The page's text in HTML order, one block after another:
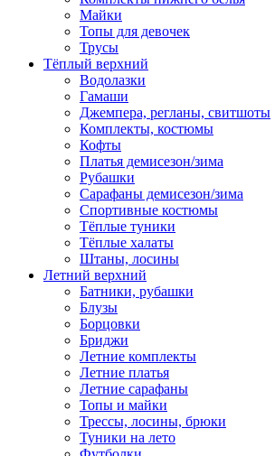
Майки
Топы для девочек
Трусы
Тёплый верхний
Водолазки
Гамаши
Джемпера, регланы, свитшоты
Комплекты, костюмы
Кофты
Платья демисезон/зима
Рубашки
Сарафаны демисезон/зима
Спортивные костюмы
Тёплые туники
Тёплые халаты
Штаны, лосины
Летний верхний
Батники, рубашки
Блузы
Борцовки
Бриджи
Летние комплекты
Летние платья
Летние сарафаны
Топы и майки
Трессы, лосины, брюки
Туники на лето